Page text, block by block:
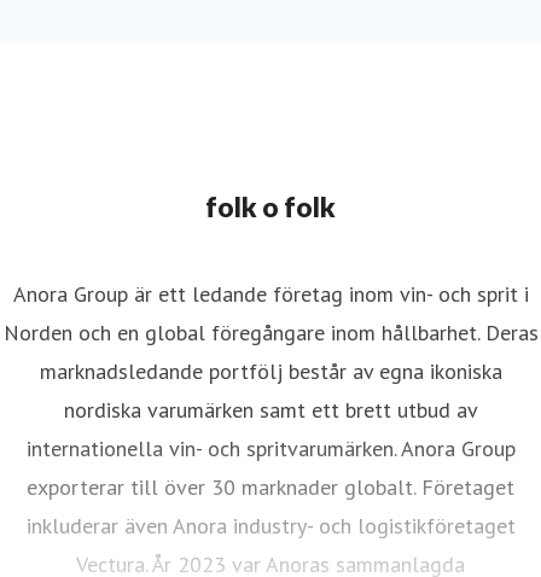
folk o folk
Anora Group är ett ledande företag inom vin- och sprit i
Norden och en global föregångare inom hållbarhet. Deras
marknadsledande portfölj består av egna ikoniska
nordiska varumärken samt ett brett utbud av
internationella vin- och spritvarumärken. Anora Group
exporterar till över 30 marknader globalt. Företaget
inkluderar även Anora industry- och logistikföretaget